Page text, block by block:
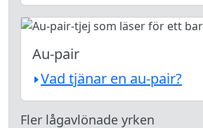
Au-pair
Vad tjänar en au-pair?
Fler lågavlönade yrken